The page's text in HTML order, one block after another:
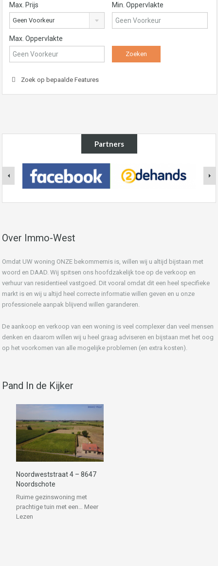
Max. Prijs
Geen Voorkeur
Min. Oppervlakte
Max. Oppervlakte
Zoek op bepaalde Features
Partners
Over Immo-West
Omdat UW woning ONZE bekommernis is, willen wij u altijd bijstaan met
woord en DAAD. Wij spitsen ons hoofdzakelijk toe op de verkoop en
verhuur van residentieel vastgoed. Dit vooral omdat dit een heel specifieke
markt is en wij u altijd heel correcte informatie willen geven en u onze
professionele aanpak blijvend willen garanderen.
De aankoop en verkoop van een woning is veel complexer dan veel mensen
denken en daarom willen wij u heel graag adviseren en bijstaan met het oog
op het voorkomen van alle mogelijke problemen (en extra kosten).
Pand In de Kijker
Noordweststraat 4 – 8647
Noordschote
Ruime gezinswoning met
prachtige tuin met een… Meer
Lezen